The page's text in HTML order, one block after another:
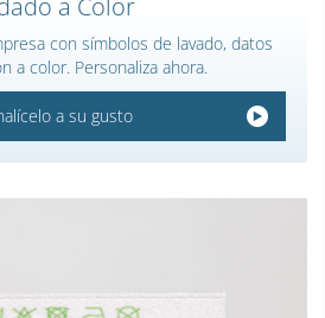
a Color
con símbolos de lavado, datos
a color. Personaliza ahora.
a su gusto